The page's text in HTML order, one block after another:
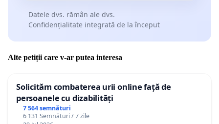
Datele dvs. rămân ale dvs.
Confidențialitate integrată de la început
Alte petiții care v-ar putea interesa
Solicităm combaterea urii online față de
persoanele cu dizabilități
7 564 semnături
6 131 Semnături / 7 zile